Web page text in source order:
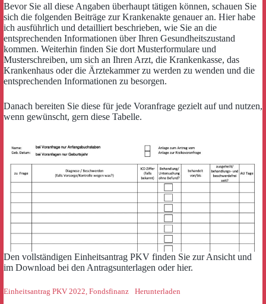
Bevor Sie all diese Angaben überhaupt tätigen können, schauen Sie
sich die folgenden Beiträge zur Krankenakte genauer an. Hier habe
ich ausführlich und detailliert beschrieben, wie Sie an die
entsprechenden Informationen über Ihren Gesundheitszustand
kommen. Weiterhin finden Sie dort Musterformulare und
Musterschreiben, um sich an Ihren Arzt, die Krankenkasse, das
Krankenhaus oder die Ärztekammer zu werden zu wenden und die
entsprechenden Informationen zu besorgen.
Danach bereiten Sie diese für jede Voranfrage gezielt auf und nutzen,
wenn gewünscht, gern diese Tabelle.
Den vollständigen Einheitsantrag PKV finden Sie zur Ansicht und
im Download bei den Antragsunterlagen oder hier.
Einheitsantrag PKV 2022, Fondsfinanz Herunterladen